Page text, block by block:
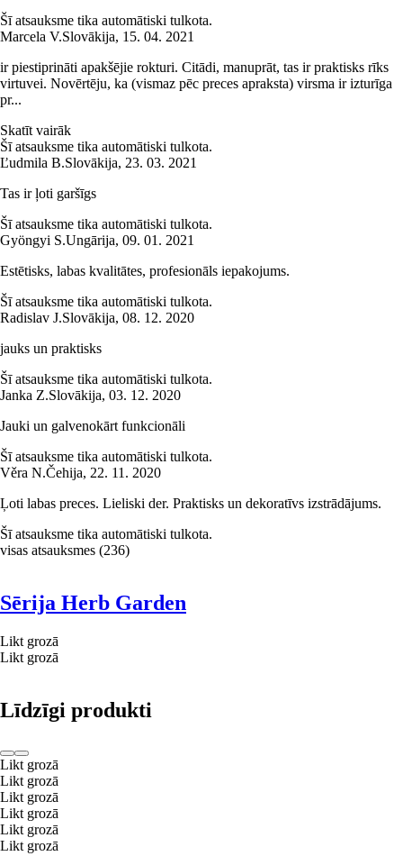
Šī atsauksme tika automātiski tulkota.
Marcela V.Slovākija, 15. 04. 2021
ir piestiprināti apakšējie rokturi. Citādi, manuprāt, tas ir praktisks rīks
virtuvei. Novērtēju, ka (vismaz pēc preces apraksta) virsma ir izturīga
pr...
Skatīt vairāk
Šī atsauksme tika automātiski tulkota.
Ľudmila B.Slovākija, 23. 03. 2021
Tas ir ļoti garšīgs
Šī atsauksme tika automātiski tulkota.
Gyöngyi S.Ungārija, 09. 01. 2021
Estētisks, labas kvalitātes, profesionāls iepakojums.
Šī atsauksme tika automātiski tulkota.
Radislav J.Slovākija, 08. 12. 2020
jauks un praktisks
Šī atsauksme tika automātiski tulkota.
Janka Z.Slovākija, 03. 12. 2020
Jauki un galvenokārt funkcionāli
Šī atsauksme tika automātiski tulkota.
Věra N.Čehija, 22. 11. 2020
Ļoti labas preces. Lieliski der. Praktisks un dekoratīvs izstrādājums.
Šī atsauksme tika automātiski tulkota.
visas atsauksmes (236)
Sērija Herb Garden
Likt grozā
Likt grozā
Līdzīgi produkti
Likt grozā
Likt grozā
Likt grozā
Likt grozā
Likt grozā
Likt grozā